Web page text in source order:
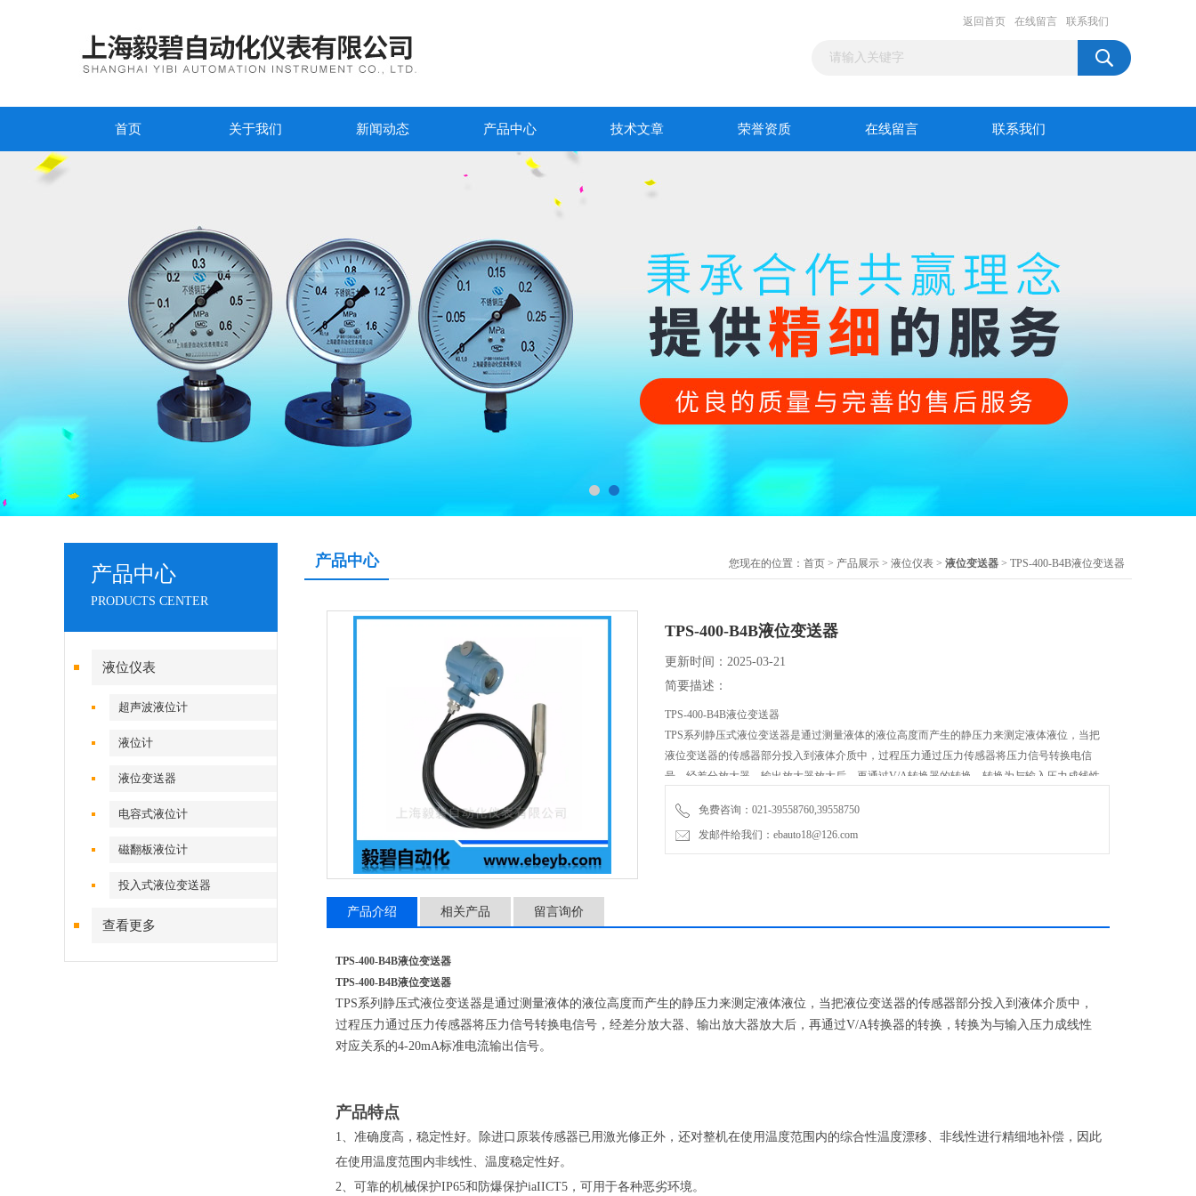
返回首页 在线留言 联系我们
首页 关于我们 新闻动态 产品中心 技术文章 荣誉资质 在线留言 联系我们
产品中心
PRODUCTS CENTER
液位仪表
超声波液位计
液位计
液位变送器
电容式液位计
磁翻板液位计
投入式液位变送器
查看更多
产品中心 您现在的位置： 首页 > 产品展示 > 液位仪表 > 液位变送器 > TPS-400-B4B液位变送器
TPS-400-B4B液位变送器
更新时间：2025-03-21
简要描述：
TPS-400-B4B液位变送器
TPS系列静压式液位变送器是通过测量液体的液位高度而产生的静压力来测定液体液位，当把
液位变送器的传感器部分投入到液体介质中，过程压力通过压力传感器将压力信号转换电信
号，经差分放大器、输出放大器放大后，再通过V/A转换器的转换，转换为与输入压力成线性
免费咨询：021-39558760,39558750
发邮件给我们：ebauto18@126.com
产品介绍 相关产品 留言询价
TPS-400-B4B液位变送器
TPS-400-B4B液位变送器
TPS系列静压式液位变送器是通过测量液体的液位高度而产生的静压力来测定液体液位，当把液位变送器的传感器部分投入到液体介质中，
过程压力通过压力传感器将压力信号转换电信号，经差分放大器、输出放大器放大后，再通过V/A转换器的转换，转换为与输入压力成线性
对应关系的4-20mA标准电流输出信号。
产品特点
1、准确度高，稳定性好。除进口原装传感器已用激光修正外，还对整机在使用温度范围内的综合性温度漂移、非线性进行精细地补偿，因此
在使用温度范围内非线性、温度稳定性好。
2、可靠的机械保护IP65和防爆保护iaIICT5，可用于各种恶劣环境。